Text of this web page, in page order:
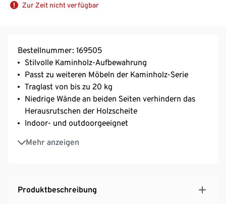
Zur Zeit nicht verfügbar
Bestellnummer: 169505
Stilvolle Kaminholz-Aufbewahrung
Passt zu weiteren Möbeln der Kaminholz-Serie
Traglast von bis zu 20 kg
Niedrige Wände an beiden Seiten verhindern das
Herausrutschen der Holzscheite
Indoor- und outdoorgeeignet
Mehr anzeigen
Korpus aus pulverbeschichtetem, rostresistentem
UV- und witterungsbeständig
Produktbeschreibung